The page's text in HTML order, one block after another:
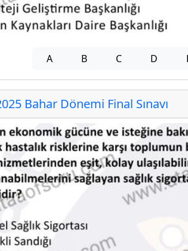
A B C D
Bahar Dönemi Final Sınavı